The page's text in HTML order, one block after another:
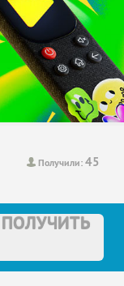
Получили:45
ПОЛУЧИТЬ